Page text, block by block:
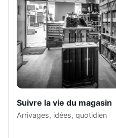
Suivre la vie du magasin
Arrivages, idées, quotidien